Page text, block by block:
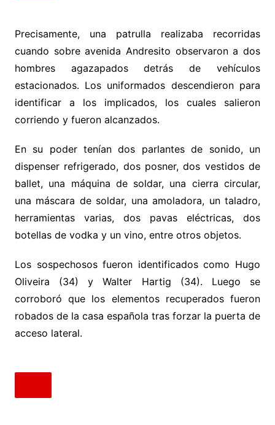
Precisamente, una patrulla realizaba recorridas
cuando sobre avenida Andresito observaron a dos
hombres agazapados detrás de vehículos
estacionados. Los uniformados descendieron para
identificar a los implicados, los cuales salieron
corriendo y fueron alcanzados.
En su poder tenían dos parlantes de sonido, un
dispenser refrigerado, dos posner, dos vestidos de
ballet, una máquina de soldar, una cierra circular,
una máscara de soldar, una amoladora, un taladro,
herramientas varias, dos pavas eléctricas, dos
botellas de vodka y un vino, entre otros objetos.
Los sospechosos fueron identificados como Hugo
Oliveira (34) y Walter Hartig (34). Luego se
corroboró que los elementos recuperados fueron
robados de la casa española tras forzar la puerta de
acceso lateral.